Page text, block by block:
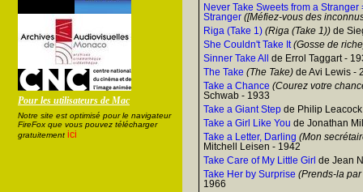
Pour les utilisateurs de Mac
Notre site est optimisé pour le navigateur
FireFox que vous pouvez télécharger
gratuitement ici
Never Take Sweets from a
Stranger ([Méfiez-vous des
Riga (Take 1) (Riga (Take 1)) de
She Couldn't Take It(Gosse de
Sinner Take All
de Errol Taggart -
The Take (The Take) de Avi Lewis -
Take a Chance (Courez votre
Schwab - 1933
Take a Giant Step de Philip
Take a Girl Like You de Jonathan
Take a Letter, Darling (Mon
Mitchell Leisen - 1942
Take Care of My Little Girl de Jean
Take Her by Surprise (Prends-la
1966